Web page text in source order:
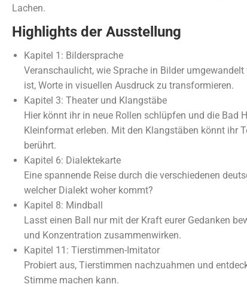
Lachen.
Highlights der Ausstellung
Kapitel 1: Bildersprache
Veranschaulicht, wie Sprache in Bilder
ist, Worte in visuellen Ausdruck zu transformieren.
Kapitel 3: Theater und Klangstäbe
Hier könnt ihr in neue Rollen schlüpfen und die Bad
Kleinformat erleben. Mit den Klangstäben könnt ihr
berührt.
Kapitel 6: Dialektekarte
Eine spannende Reise durch die verschiedenen
welcher Dialekt woher kommt?
Kapitel 8: Mindball
Lasst einen Ball nur mit der Kraft eurer Gedanken
und Konzentration zusammenwirken.
Kapitel 11: Tierstimmen-Imitator
Probiert aus, Tierstimmen nachzuahmen und
Stimme machen kann.